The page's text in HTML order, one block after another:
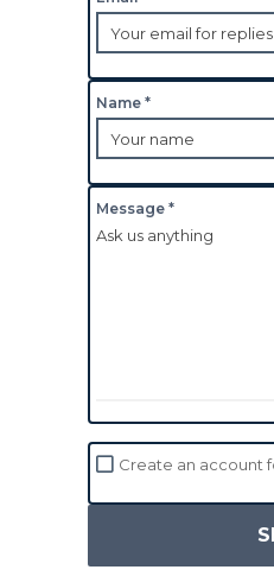
Name *
Message *
Create an account